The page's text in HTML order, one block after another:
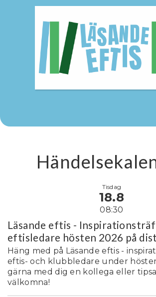
Tisdag
18.8
08:30
Läsande eftis -
eftisledare hösten 2026 på
Häng med på Läsande eftis -
eftis- och klubbledare under
gärna med dig en kollega eller
välkomna!